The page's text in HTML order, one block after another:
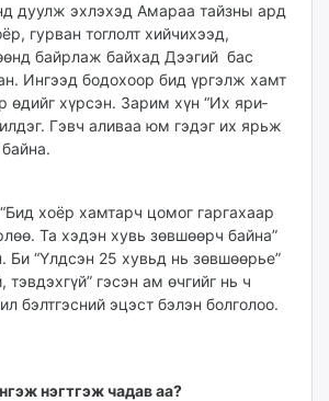
дуулж эхлэхэд Амараа тайзны ард
гурван тоглолт хийчихээд,
байрлаж байхад Дээгий бас
Ингээд бодохоор бид үргэлж хамт
өдийг хүрсэн. Зарим хүн “Их яри­
Гэвч аливаа юм гэ­дэг их ярьж
хоёр хамтарч цомог гаргахаар
Та хэ­дэн хувь зөвшөөрч бай­на”
Би “Үлдсэн 25 хувьд нь зөв­шөөрье”
тэвдэхгүй” гэсэн ам өч­гийг нь ч
бэлт­­гэсний эцэст бэлэн болголоо.
нэгтгэж чадав аа?